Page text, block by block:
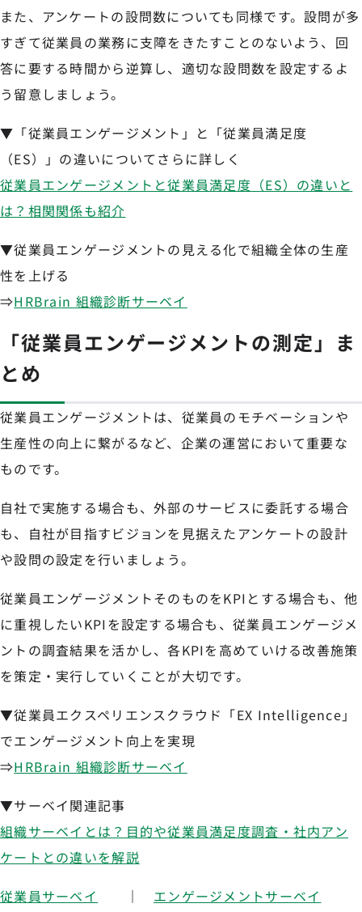
また、アンケートの設問数についても同様です。設問が多
すぎて従業員の業務に支障をきたすことのないよう、回
答に要する時間から逆算し、適切な設問数を設定するよ
う留意しましょう。
▼「従業員エンゲージメント」と「従業員満足度
（ES）」の違いについてさらに詳しく
従業員エンゲージメントと従業員満足度（ES）の違いと
は？相関関係も紹介
▼従業員エンゲージメントの見える化で組織全体の生産
性を上げる
⇒HRBrain 組織診断サーベイ
「従業員エンゲージメントの測定」ま
とめ
従業員エンゲージメントは、従業員のモチベーションや
生産性の向上に繋がるなど、企業の運営において重要な
ものです。
自社で実施する場合も、外部のサービスに委託する場合
も、自社が目指すビジョンを見据えたアンケートの設計
や設問の設定を行いましょう。
従業員エンゲージメントそのものをKPIとする場合も、他
に重視したいKPIを設定する場合も、従業員エンゲージメ
ントの調査結果を活かし、各KPIを高めていける改善施策
を策定・実行していくことが大切です。
▼従業員エクスペリエンスクラウド「EX Intelligence」
でエンゲージメント向上を実現
⇒HRBrain 組織診断サーベイ
▼サーベイ関連記事
組織サーベイとは？目的や従業員満足度調査・社内アン
ケートとの違いを解説
従業員サーベイ
｜ エンゲージメントサーベイ